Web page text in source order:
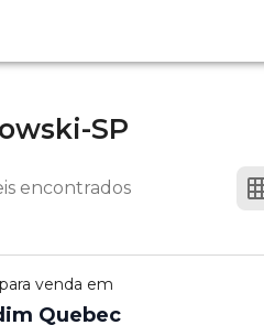
SP
encontrados
para venda em
Quebec